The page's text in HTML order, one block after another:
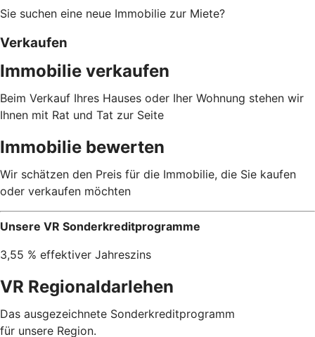
Sie suchen eine neue Immobilie zur Miete?
Verkaufen
Immobilie verkaufen
Beim Verkauf Ihres Hauses oder Iher Wohnung stehen wir
Ihnen mit Rat und Tat zur Seite
Immobilie bewerten
Wir schätzen den Preis für die Immobilie, die Sie kaufen
oder verkaufen möchten
Unsere VR Sonderkreditprogramme
3,55 % effektiver Jahreszins
VR Regionaldarlehen
Das ausgezeichnete Sonderkreditprogramm
für unsere Region.